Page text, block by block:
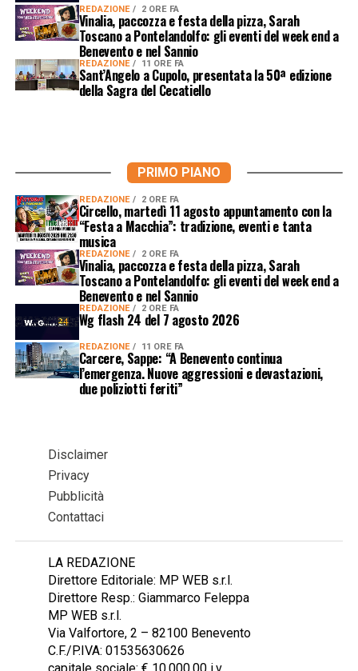
REDAZIONE 2 ORE FA
Vinalia, paccozza e festa della pizza, Sarah
Toscano a Pontelandolfo: gli eventi del week end a
Benevento e nel Sannio
REDAZIONE 11 ORE FA
Sant’Angelo a Cupolo, presentata la 50ª edizione
della Sagra del Cecatiello
PRIMO PIANO
REDAZIONE 2 ORE FA
Circello, martedì 11 agosto appuntamento con la
“Festa a Macchia”: tradizione, eventi e tanta
musica
REDAZIONE 2 ORE FA
Vinalia, paccozza e festa della pizza, Sarah
Toscano a Pontelandolfo: gli eventi del week end a
Benevento e nel Sannio
REDAZIONE 2 ORE FA
Wg flash 24 del 7 agosto 2026
REDAZIONE 11 ORE FA
Carcere, Sappe: “A Benevento continua
l’emergenza. Nuove aggressioni e devastazioni,
due poliziotti feriti”
Disclaimer
Privacy
Pubblicità
Contattaci
LA REDAZIONE
Direttore Editoriale: MP WEB s.r.l.
Direttore Resp.: Giammarco Feleppa
MP WEB s.r.l.
Via Valfortore, 2 – 82100 Benevento
C.F./P.IVA: 01535630626